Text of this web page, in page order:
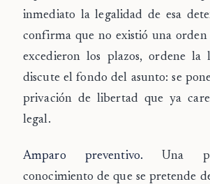
inmediato la legalidad de esa
confirma que no existió una orden
excedieron los plazos, ordene la
discute el fondo del asunto: se
privación de libertad que ya
legal.
Amparo preventivo. Una
conocimiento de que se pretende